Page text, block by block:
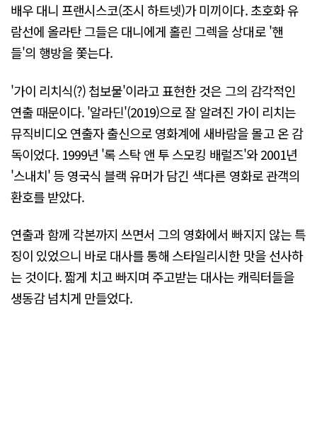
배우 대니 프랜시스코(조시 하트넷)가 미끼이다. 초호화 유
람선에 올라탄 그들은 대니에게 홀린 그렉을 상대로 '핸
들'의 행방을 쫓는다.
'가이 리치식(?) 첩보물'이라고 표현한 것은 그의 감각적인
연출 때문이다. '알라딘'(2019)으로 잘 알려진 가이 리치는
뮤직비디오 연출자 출신으로 영화계에 새바람을 몰고 온 감
독이었다. 1999년 '록 스탁 앤 투 스모킹 배럴즈'와 2001년
'스내치' 등 영국식 블랙 유머가 담긴 색다른 영화로 관객의
환호를 받았다.
연출과 함께 각본까지 쓰면서 그의 영화에서 빠지지 않는 특
징이 있었으니 바로 대사를 통해 스타일리시한 맛을 선사하
는 것이다. 짧게 치고 빠지며 주고받는 대사는 캐릭터들을
생동감 넘치게 만들었다.